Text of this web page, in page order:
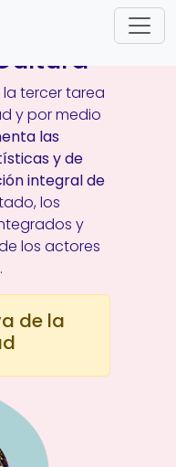
tercer tarea
y por medio
las
y de
integral de
los
y
los actores
de la